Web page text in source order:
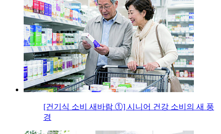
[건기식 소비 새바람 ①] 시니어 건강 소비의 새 풍
경